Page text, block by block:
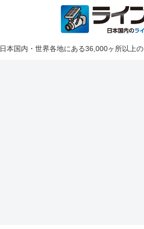
日本国内・世界各地にある36,000ヶ所以上